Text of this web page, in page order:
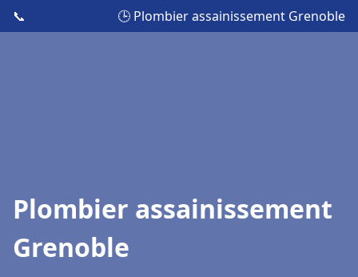
📞 🕒 Plombier assainissement Grenoble
Plombier assainissement
Grenoble